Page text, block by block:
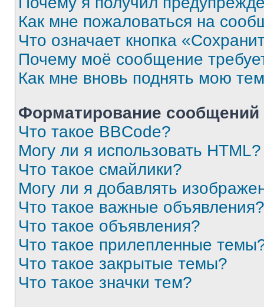
Как мне пожаловаться на
Что означает кнопка
Почему моё сообщение
Как мне вновь поднять мою
Форматирование
Что такое BBCode?
Могу ли я использовать HTML?
Что такое смайлики?
Могу ли я добавлять
Что такое важные объявления?
Что такое объявления?
Что такое прилепленные
Что такое закрытые темы?
Что такое значки тем?